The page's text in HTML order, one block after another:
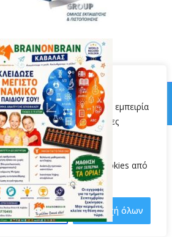
σας
για να βελτιώσουμε την εμπειρία
εξατομικευμένες
και να αναλύουμε την
κλικ στην επιλογή
στη χρήση των cookies από
όλων Αποδοχή όλων
| Easy Learning · All Rights Reserved